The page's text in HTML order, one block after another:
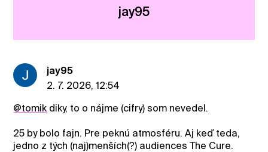
jay95
jay95
2. 7. 2026, 12:54
@tomik diky, to o nájme (cifry) som nevedel.
25 by bolo fajn. Pre peknú atmosféru. Aj keď teda,
jedno z tých (naj)menších(?) audiences The Cure.